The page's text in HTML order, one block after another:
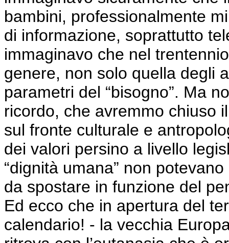
bambini, professionalmente
di informazione, soprattutto
immaginavo che nel
genere, non solo quella degli
parametri del “bisogno”. Ma
ricordo, che avremmo chiuso
sul fronte culturale e
dei valori persino a livello
“dignità umana” non
da spostare in funzione del
Ed ecco che in apertura del
calendario! - la vecchia